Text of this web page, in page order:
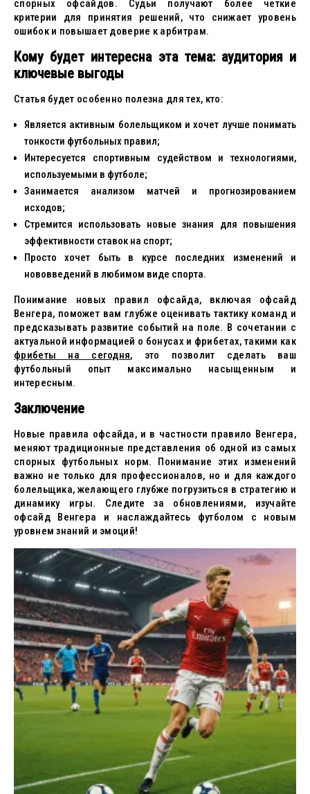
спорных офсайдов. Судьи получают более четкие
критерии для принятия решений, что снижает уровень
ошибок и повышает доверие к арбитрам.
Кому будет интересна эта тема: аудитория и
ключевые выгоды
Статья будет особенно полезна для тех, кто:
Является активным болельщиком и хочет лучше понимать
тонкости футбольных правил;
Интересуется спортивным судейством и технологиями,
используемыми в футболе;
Занимается анализом матчей и прогнозированием
исходов;
Стремится использовать новые знания для повышения
эффективности ставок на спорт;
Просто хочет быть в курсе последних изменений и
нововведений в любимом виде спорта.
Понимание новых правил офсайда, включая офсайд
Венгера, поможет вам глубже оценивать тактику команд и
предсказывать развитие событий на поле. В сочетании с
актуальной информацией о бонусах и фрибетах, такими как
фрибеты на сегодня, это позволит сделать ваш
футбольный опыт максимально насыщенным и
интересным.
Заключение
Новые правила офсайда, и в частности правило Венгера,
меняют традиционные представления об одной из самых
спорных футбольных норм. Понимание этих изменений
важно не только для профессионалов, но и для каждого
болельщика, желающего глубже погрузиться в стратегию и
динамику игры. Следите за обновлениями, изучайте
офсайд Венгера и наслаждайтесь футболом с новым
уровнем знаний и эмоций!